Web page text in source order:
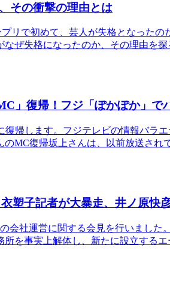
その衝撃の理由とは
リで初めて、芸人が失格となった
ぜ失格になったのか、その理由を
」復帰！フジ「ぽかぽか」で
帰します。フジテレビの情報バラ
MC復帰坂上さんは、以前放送され
塑子記者が大暴走、井ノ原快
会社運営に関する会見を行いました
を事実上解体し、新たに設立する